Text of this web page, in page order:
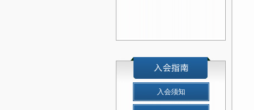
入会须知